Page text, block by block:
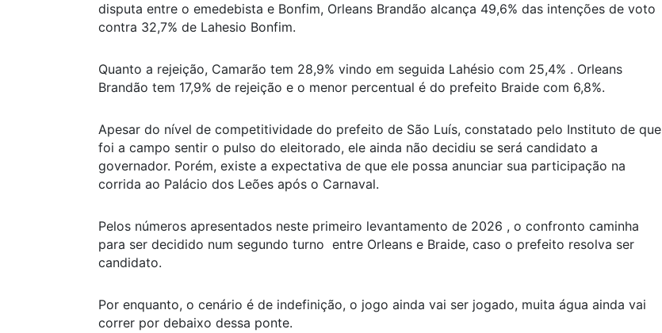
disputa entre o emedebista e Bonfim, Orleans Brandão alcança 49,6% das intenções de voto
contra 32,7% de Lahesio Bonfim.
Quanto a rejeição, Camarão tem 28,9% vindo em seguida Lahésio com 25,4% . Orleans
Brandão tem 17,9% de rejeição e o menor percentual é do prefeito Braide com 6,8%.
Apesar do nível de competitividade do prefeito de São Luís, constatado pelo Instituto de que
foi a campo sentir o pulso do eleitorado, ele ainda não decidiu se será candidato a
governador. Porém, existe a expectativa de que ele possa anunciar sua participação na
corrida ao Palácio dos Leões após o Carnaval.
Pelos números apresentados neste primeiro levantamento de 2026 , o confronto caminha
para ser decidido num segundo turno entre Orleans e Braide, caso o prefeito resolva ser
candidato.
Por enquanto, o cenário é de indefinição, o jogo ainda vai ser jogado, muita água ainda vai
correr por debaixo dessa ponte.